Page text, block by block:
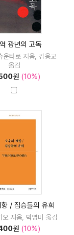
광년의 고독
운타로 지음, 김응교
옮김
원 (10%)
/ 짐승들의 유희
오 지음, 박영미 옮김
원 (10%)